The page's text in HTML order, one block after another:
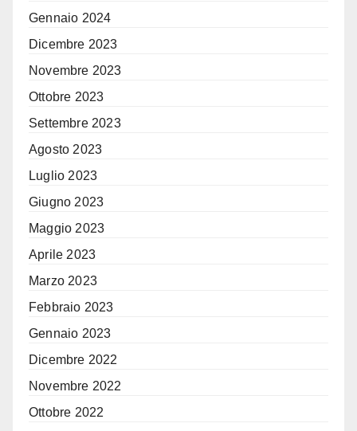
Gennaio 2024
Dicembre 2023
Novembre 2023
Ottobre 2023
Settembre 2023
Agosto 2023
Luglio 2023
Giugno 2023
Maggio 2023
Aprile 2023
Marzo 2023
Febbraio 2023
Gennaio 2023
Dicembre 2022
Novembre 2022
Ottobre 2022